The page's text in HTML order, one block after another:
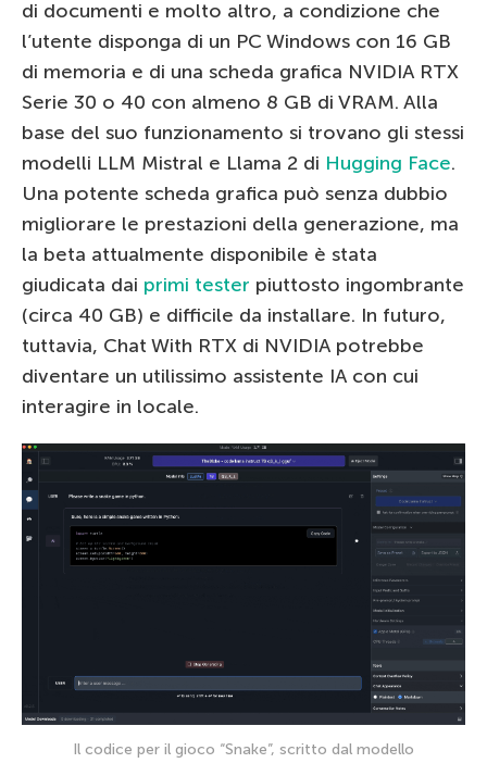
di documenti e molto altro, a condizione che
l’utente disponga di un PC Windows con 16 GB
di memoria e di una scheda grafica NVIDIA RTX
Serie 30 o 40 con almeno 8 GB di VRAM. Alla
base del suo funzionamento si trovano gli stessi
modelli LLM Mistral e Llama 2 di Hugging Face.
Una potente scheda grafica può senza dubbio
migliorare le prestazioni della generazione, ma
la beta attualmente disponibile è stata
giudicata dai primi tester piuttosto ingombrante
(circa 40 GB) e difficile da installare. In futuro,
tuttavia, Chat With RTX di NVIDIA potrebbe
diventare un utilissimo assistente IA con cui
interagire in locale.
Il codice per il gioco “Snake”, scritto dal modello